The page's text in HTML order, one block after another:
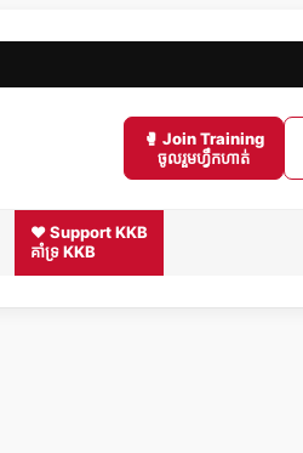
🥊 Join Training
ចូលរួមហ្វឹកហាត់
❤️ Support KKB
គាំទ្រ KKB